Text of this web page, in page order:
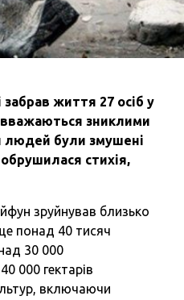
життя 27 осіб у
зниклими
людей були змушені
стихія,
зруйнував близько
понад 40 тисяч
30 000
000 гектарів
включаючи